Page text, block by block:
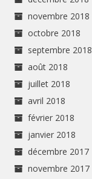
novembre 2018
octobre 2018
septembre 2018
août 2018
juillet 2018
avril 2018
février 2018
janvier 2018
décembre 2017
novembre 2017